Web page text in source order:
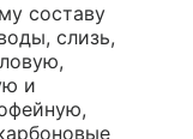
составу
слизь,
и